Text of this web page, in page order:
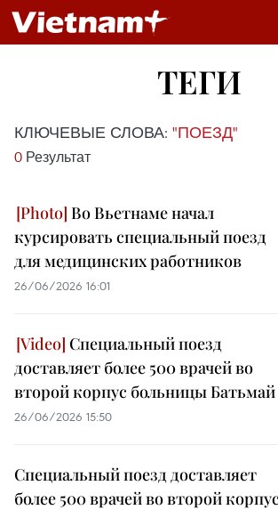
ТЕГИ
КЛЮЧЕВЫЕ СЛОВА: "ПОЕЗД"
0 Результат
Во Вьетнаме начал
курсировать специальный поезд
для медицинских работников
26/06/2026 16:01
Специальный поезд
доставляет более 500 врачей во
второй корпус больницы Батьмай
26/06/2026 15:50
Специальный поезд доставляет
более 500 врачей во второй корпус